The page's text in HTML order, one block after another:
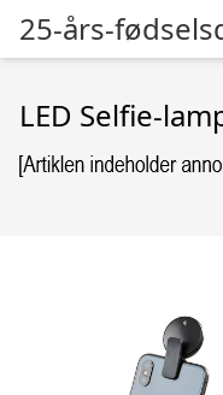
25-års-
LED Selfie-